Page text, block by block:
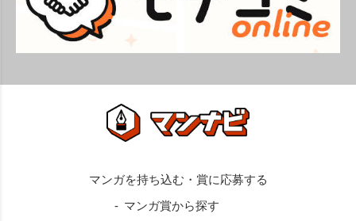
マンガ賞から探す